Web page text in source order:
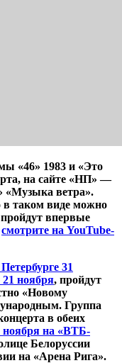
«46» 1983 и «Это
на сайте «НП» —
«Музыка ветра».
таком виде можно
впервые
смотрите на YouTube-
31
ноября, пройдут
«Новому
Группа
в обеих
ноября на «ВТБ-
Белоруссии
на «Арена Рига».